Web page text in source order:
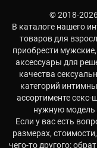
© 2018-
В каталоге нашего
товаров для
приобрести
аксессуары для
качества
категорий
ассортименте
нужную модель
Если у вас есть
размерах,
чего-то другого: